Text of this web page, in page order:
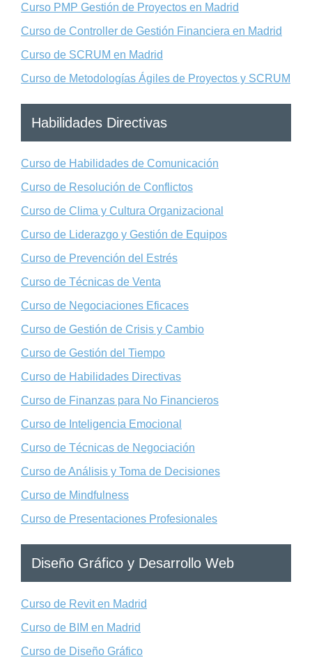
Curso PMP Gestión de Proyectos en Madrid
Curso de Controller de Gestión Financiera en Madrid
Curso de SCRUM en Madrid
Curso de Metodologías Ágiles de Proyectos y SCRUM
Habilidades Directivas
Curso de Habilidades de Comunicación
Curso de Resolución de Conflictos
Curso de Clima y Cultura Organizacional
Curso de Liderazgo y Gestión de Equipos
Curso de Prevención del Estrés
Curso de Técnicas de Venta
Curso de Negociaciones Eficaces
Curso de Gestión de Crisis y Cambio
Curso de Gestión del Tiempo
Curso de Habilidades Directivas
Curso de Finanzas para No Financieros
Curso de Inteligencia Emocional
Curso de Técnicas de Negociación
Curso de Análisis y Toma de Decisiones
Curso de Mindfulness
Curso de Presentaciones Profesionales
Diseño Gráfico y Desarrollo Web
Curso de Revit en Madrid
Curso de BIM en Madrid
Curso de Diseño Gráfico